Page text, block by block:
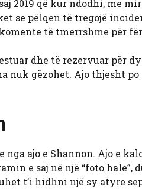
2019 që kur ndodhi, me
se pëlqen të tregojë
të tmerrshme për
dhe të rezervuar për
nuk gëzohet. Ajo thjesht
ajo e Shannon. Ajo e
e saj në një “foto hale”,
t’i hidhni një sy atyre